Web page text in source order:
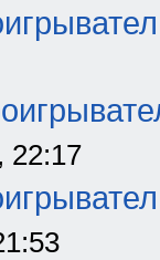
22:17